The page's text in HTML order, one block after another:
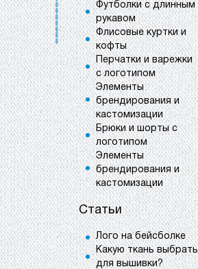
Футболки с длинным
рукавом
Флисовые куртки и
кофты
Перчатки и варежки
с логотипом
Элементы
брендирования и
кастомизации
Брюки и шорты с
логотипом
Элементы
брендирования и
кастомизации
Статьи
Лого на бейсболке
Какую ткань выбрать
для вышивки?